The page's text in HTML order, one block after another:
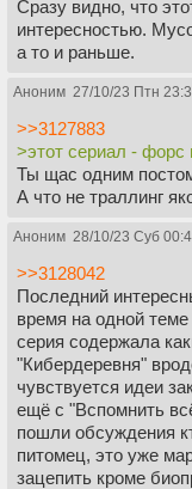
Сразу видно, что
интересностью.
а то и раньше.
Аноним 27/10/23 Птн
>>3127883
>этот сериал - форс
Ты щас одним
А что не траллинг
Аноним 28/10/23 Суб
>>3128042
Последний
время на одной
серия содержала
"Кибердеревня"
чувствуется идеи
ещё с "Вспомнить
пошли обсуждения
питомец, это уже
зацепить кроме